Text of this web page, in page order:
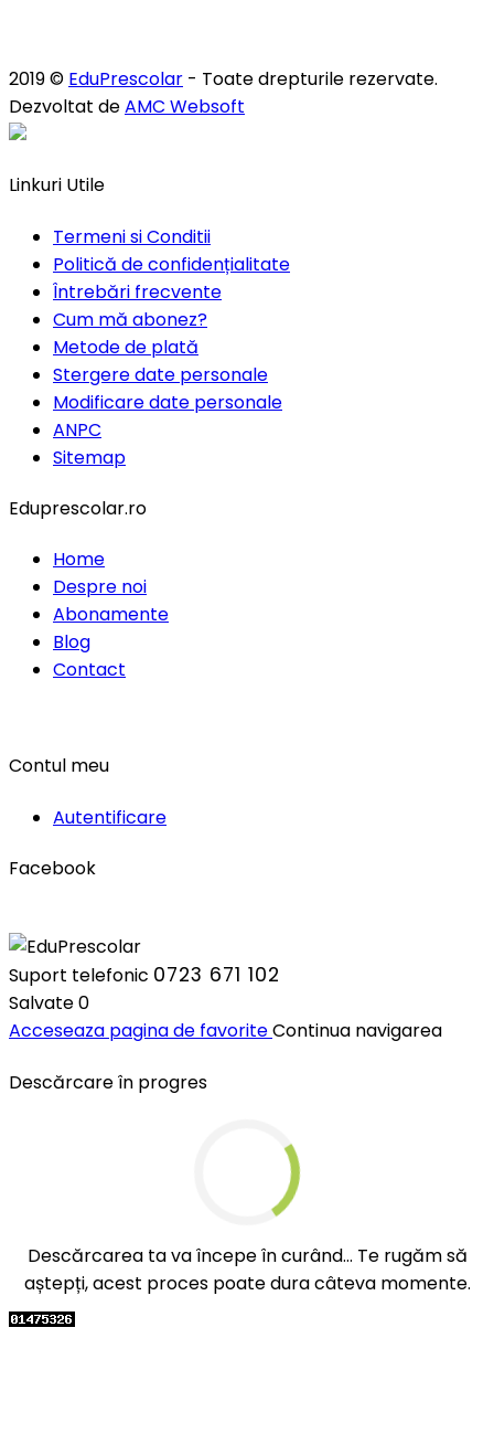
2019 © EduPrescolar - Toate drepturile rezervate.
Dezvoltat deAMC Websoft
Linkuri Utile
Termeni si Conditii
Politică de confidențialitate
Întrebări frecvente
Cum mă abonez?
Metode de plată
Stergere date personale
Modificare date personale
ANPC
Sitemap
Eduprescolar.ro
Home
Despre noi
Abonamente
Blog
Contact
Contul meu
Autentificare
Facebook
Suport telefonic 0723 671 102
Salvate0
Acceseaza pagina de favoriteContinua navigarea
Descărcare în progres
Descărcarea ta va începe în curând... Te rugăm să
aștepți, acest proces poate dura câteva momente.